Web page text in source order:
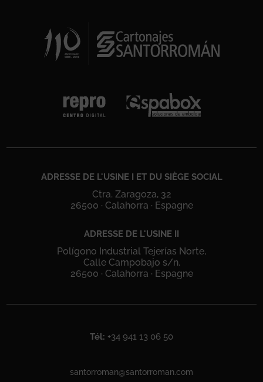
ADRESSE DE L'USINE I ET DU SIÈGE SOCIAL
Ctra. Zaragoza, 32
26500 · Calahorra · Espagne
ADRESSE DE L'USINE II
Polígono Industrial Tejerías Norte,
Calle Campobajo s/n.
26500 · Calahorra · Espagne
Tél: +34 941 13 06 50
santorroman@santorroman.com